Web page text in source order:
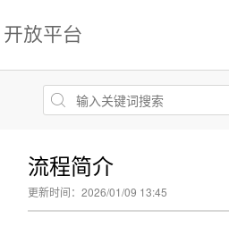
流程简介
更新时间：2026/01/09 13:45